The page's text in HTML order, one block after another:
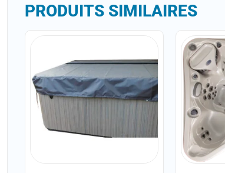
PRODUITS SIMILAIRES